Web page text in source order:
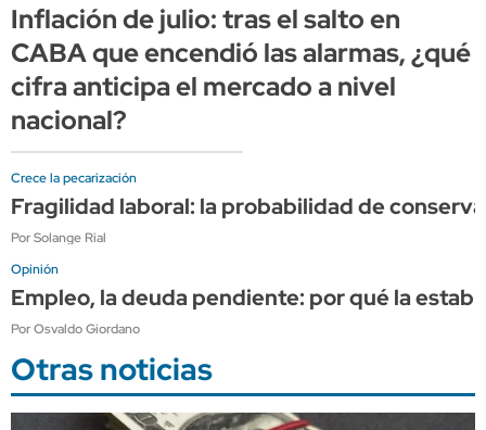
Inflación de julio: tras el salto en
CABA que encendió las alarmas, ¿qué
cifra anticipa el mercado a nivel
nacional?
Crece la pecarización
Fragilidad laboral: la probabilidad de
Por Solange Rial
Opinión
Empleo, la deuda pendiente: por qué la
Por Osvaldo Giordano
Otras noticias